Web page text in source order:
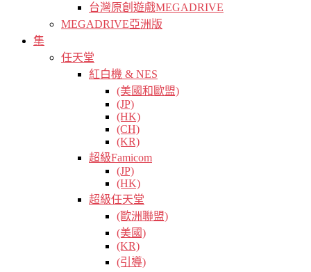
台灣原創遊戲MEGADRIVE
MEGADRIVE亞洲版
集
任天堂
紅白機 & NES
(美國和歐盟)
(JP)
(HK)
(CH)
(KR)
超級Famicom
(JP)
(HK)
超級任天堂
(歐洲聯盟)
(美國)
(KR)
(引導)